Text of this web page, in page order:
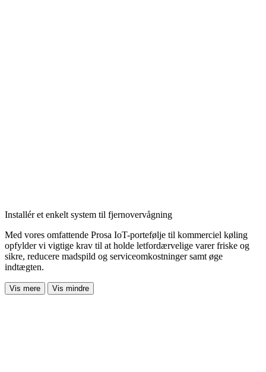
Installér et enkelt system til fjernovervågning
Med vores omfattende Prosa IoT-portefølje til kommerciel køling
opfylder vi vigtige krav til at holde letfordærvelige varer friske og
sikre, reducere madspild og serviceomkostninger samt øge
indtægten.
Vis mere Vis mindre